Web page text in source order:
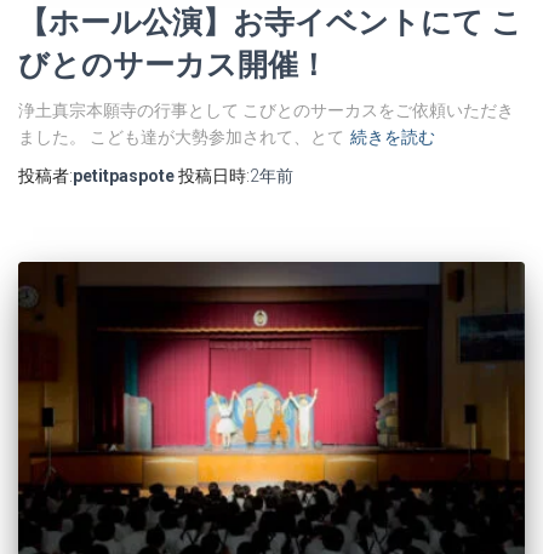
【ホール公演】お寺イベントにて こ
びとのサーカス開催！
浄土真宗本願寺の行事として こびとのサーカスをご依頼いただき
ました。 こども達が大勢参加されて、とて 続きを読む
投稿者:petitpaspote投稿日時:2年前